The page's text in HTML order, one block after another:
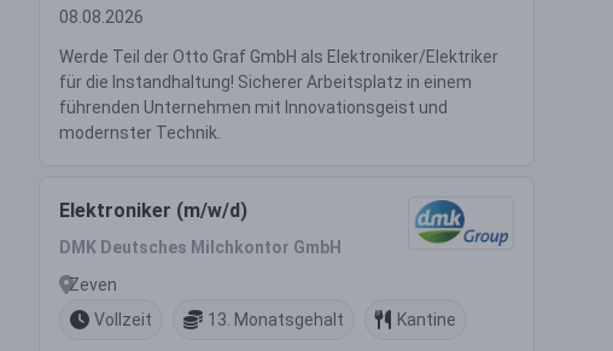
08.08.2026
Werde Teil der Otto Graf GmbH als Elektroniker/Elektriker
für die Instandhaltung! Sicherer Arbeitsplatz in einem
führenden Unternehmen mit Innovationsgeist und
modernster Technik.
Elektroniker (m/w/d)
DMK Deutsches Milchkontor GmbH
Zeven
Vollzeit
13. Monatsgehalt Kantine